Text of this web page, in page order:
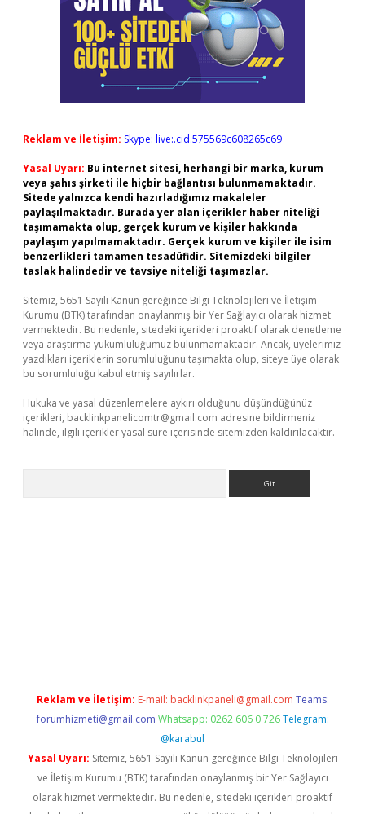
Reklam ve İletişim: Skype: live:.cid.575569c608265c69
Yasal Uyarı: Bu internet sitesi, herhangi bir marka, kurum
veya şahıs şirketi ile hiçbir bağlantısı bulunmamaktadır.
Sitede yalnızca kendi hazırladığımız makaleler
paylaşılmaktadır. Burada yer alan içerikler haber niteliği
taşımamakta olup, gerçek kurum ve kişiler hakkında
paylaşım yapılmamaktadır. Gerçek kurum ve kişiler ile isim
benzerlikleri tamamen tesadüfidir. Sitemizdeki bilgiler
taslak halindedir ve tavsiye niteliği taşımazlar.
Sitemiz, 5651 Sayılı Kanun gereğince Bilgi Teknolojileri ve İletişim
Kurumu (BTK) tarafından onaylanmış bir Yer Sağlayıcı olarak hizmet
vermektedir. Bu nedenle, sitedeki içerikleri proaktif olarak denetleme
veya araştırma yükümlülüğümüz bulunmamaktadır. Ancak, üyelerimiz
yazdıkları içeriklerin sorumluluğunu taşımakta olup, siteye üye olarak
bu sorumluluğu kabul etmiş sayılırlar.
Hukuka ve yasal düzenlemelere aykırı olduğunu düşündüğünüz
içerikleri, backlinkpanelicomtr@gmail.com adresine bildirmeniz
halinde, ilgili içerikler yasal süre içerisinde sitemizden kaldırılacaktır.
Reklam ve İletişim: E-mail: backlinkpaneli@gmail.com Teams:
forumhizmeti@gmail.com Whatsapp: 0262 606 0 726 Telegram:
@karabul
Yasal Uyarı: Sitemiz, 5651 Sayılı Kanun gereğince Bilgi Teknolojileri
ve İletişim Kurumu (BTK) tarafından onaylanmış bir Yer Sağlayıcı
olarak hizmet vermektedir. Bu nedenle, sitedeki içerikleri proaktif